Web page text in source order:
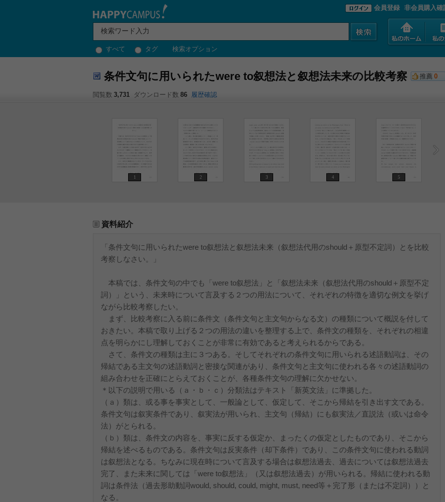
すべて タグ 検索オプション
会員登録 非会員購入確
条件文句に用いられたwere to叙想法と叙想法未来の比較考察 推薦 0
閲覧数 3,731 ダウンロード数 86 履歴確認
1 2 3 4 5
資料紹介
「条件文句に用いられたwere to叙想法と叙想法未来（叙想法代用のshould＋原型不定詞）とを比較
考察しなさい。」
本稿では、条件文句の中でも「were to叙想法」と「叙想法未来（叙想法代用のshould＋原型不定
詞）」という、未来時について言及する２つの用法について、それぞれの特徴を適切な例文を挙げ
ながら比較考察したい。
まず、比較考察に入る前に条件文（条件文句と主文句からなる文）の種類について概説を付して
おきたい。本稿で取り上げる２つの用法の違いを整理する上で、条件文の種類を、それぞれの相違
点を明らかにし理解しておくことが非常に有効であると考えられるからである。
さて、条件文の種類は主に３つある。そしてそれぞれの条件文句に用いられる述語動詞は、その
帰結である主文句の述語動詞と密接な関連があり、条件文句と主文句に使われる各々の述語動詞の
組み合わせを正確にとらえておくことが、各種条件文句の理解に欠かせない。
＊以下の説明で用いる（ａ・ｂ・ｃ）分類法はテキスト「新英文法」に準拠した。
（ａ）類は、或る事を事実として、一般論として、仮定して、そこから帰結を引き出す文である。
条件文句は叙実条件であり、叙実法が用いられ、主文句（帰結）にも叙実法／直説法（或いは命令
法）がとられる。
（ｂ）類は、条件文の内容を、事実に反する仮定か、まったくの仮定としたものであり、そこから
帰結を述べるものである。条件文句は反実条件（却下条件）であり、この条件文句に使われる動詞
は叙想法となる。ちなみに現在時について言及する場合は叙想法過去、過去については叙想法過去
完了、また未来に関しては「were to叙想法」（又は叙想法過去）が用いられる。帰結に使われる動
詞は条件法（過去形助動詞would, should, could, might, must, need等＋完了形（または不定詞））と
なる。